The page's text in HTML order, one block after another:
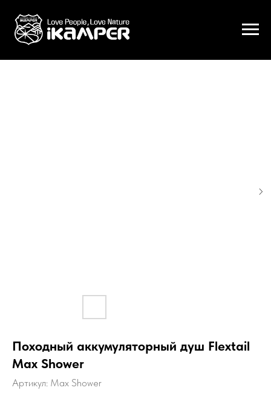
Походный аккумуляторный душ Flextail
Max Shower
Артикул: Max Shower